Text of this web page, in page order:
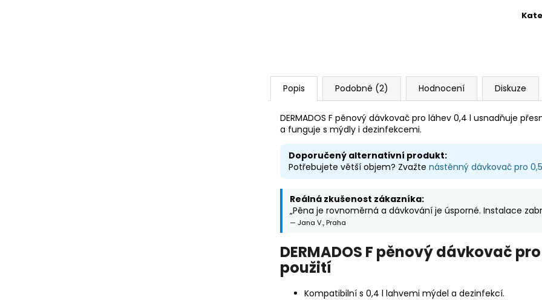
Popis Podobné (2) Hodnocení Diskuze
DERMADOS F pěnový dávkovač pro láhev 0,4 l usnadňuje
a funguje s mýdly i dezinfekcemi.
Doporučený alternativní produkt:
Potřebujete větší objem? Zvažte nástěnný dávkovač pro
Reálná zkušenost zákazníka:
„Pěna je rovnoměrná a dávkování je úsporné. Instalace
— Jana V., Praha
DERMADOS F pěnový dávkovač
použití
Kompatibilní s 0,4 l lahvemi mýdel a dezinfekcí.